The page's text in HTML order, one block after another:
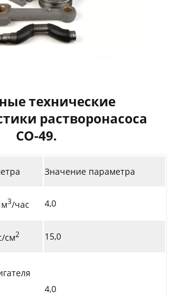
технические
растворонасоса
СО-49.
Значение параметра
3/час 4,0
см2 15,0
4,0